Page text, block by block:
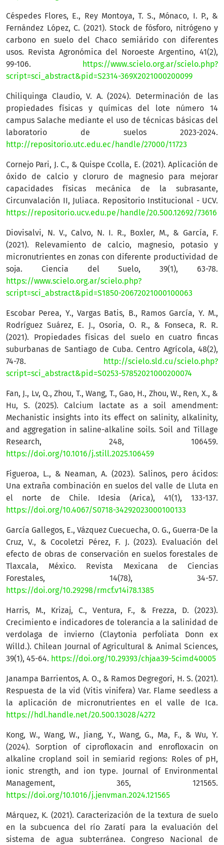
Céspedes Flores, E., Rey Montoya, T. S., Mónaco, I. P., &
Fernández López, C. (2021). Stock de fósforo, nitrógeno y
carbono en suelo del Chaco semiárido con diferentes
usos. Revista Agronómica del Noroeste Argentino, 41(2),
99-106.
https://www.scielo.org.ar/scielo.php?
script=sci_abstract&pid=S2314-369X2021000200099
Chiliquinga Claudio, V. A. (2024). Determinación de las
propiedades físicas y químicas del lote número 14
campus Salache mediante el uso de técnicas básicas del
laboratorio de suelos 2023-2024.
http://repositorio.utc.edu.ec/handle/27000/11723
Cornejo Pari, J. C., & Quispe Ccolla, E. (2021). Aplicación de
óxido de calcio y cloruro de magnesio para mejorar
capacidades físicas mecánica de la subrasante,
Circunvalación II, Juliaca. Repositorio Institucional - UCV.
https://repositorio.ucv.edu.pe/handle/20.500.12692/73616
Diovisalvi, N. V., Calvo, N. I. R., Boxler, M., & García, F.
(2021). Relevamiento de calcio, magnesio, potasio y
micronutrientes en zonas con diferente productividad de
soja. Ciencia del Suelo, 39(1), 63-78.
https://www.scielo.org.ar/scielo.php?
script=sci_abstract&pid=S1850-20672021000100063
Escobar Perea, Y., Vargas Batis, B., Ramos García, Y. M.,
Rodríguez Suárez, E. J., Osoria, O. R., & Fonseca, R. R.
(2021). Propiedades físicas del suelo en cuatro fincas
suburbanas de Santiago de Cuba. Centro Agrícola, 48(2),
74-78.
http://scielo.sld.cu/scielo.php?
script=sci_abstract&pid=S0253-57852021000200074
Fan, J., Lv, Q., Zhou, T., Wang, T., Gao, H., Zhou, W., Ren, X., &
Hu, S. (2025). Calcium lactate as a soil amendment:
Mechanistic insights into its effect on salinity, alkalinity,
and aggregation in saline-alkaline soils. Soil and Tillage
Research, 248, 106459.
https://doi.org/10.1016/j.still.2025.106459
Figueroa, L., & Neaman, A. (2023). Salinos, pero ácidos:
Una extraña combinación en suelos del valle de Lluta en
el norte de Chile. Idesia (Arica), 41(1), 133-137.
https://doi.org/10.4067/S0718-34292023000100133
García Gallegos, E., Vázquez Cuecuecha, O. G., Guerra-De la
Cruz, V., & Cocoletzi Pérez, F. J. (2023). Evaluación del
efecto de obras de conservación en suelos forestales de
Tlaxcala, México. Revista Mexicana de Ciencias
Forestales, 14(78), 34-57.
https://doi.org/10.29298/rmcf.v14i78.1385
Harris, M., Krizaj, C., Ventura, F., & Frezza, D. (2023).
Crecimiento e indicadores de tolerancia a la salinidad de
verdolaga de invierno (Claytonia perfoliata Donn ex
Willd.). Chilean Journal of Agricultural & Animal Sciences,
39(1), 45-64. https://doi.org/10.29393/chjaa39-5cimd40005
Janampa Barrientos, A. O., & Ramos Degregori, H. S. (2021).
Respuesta de la vid (Vitis vinifera) Var. Flame seedless a
la aplicación de micronutrientes en el valle de Ica.
https://hdl.handle.net/20.500.13028/4272
Kong, W., Wang, W., Jiang, Y., Wang, G., Ma, F., & Wu, Y.
(2024). Sorption of ciprofloxacin and enrofloxacin on
alkaline cropland soil in semiarid regions: Roles of pH,
ionic strength, and ion type. Journal of Environmental
Management, 365, 121565.
https://doi.org/10.1016/j.jenvman.2024.121565
Márquez, K. (2021). Caracterización de la textura de suelo
en la subcuenca del río Zaratí para la evaluación del
sistema de agua subterránea. Congreso Nacional de